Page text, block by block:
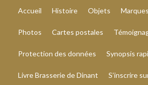
Accueil Histoire Objets Marques
Photos Cartes postales
Protection des données Synopsis
Livre Brasserie de Dinant S’inscrire